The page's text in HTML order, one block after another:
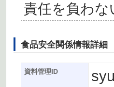
責任を負わな
食品安全関係情報詳細
資料管理ID